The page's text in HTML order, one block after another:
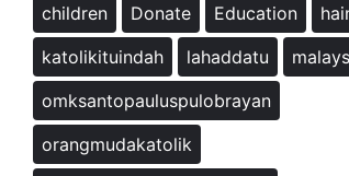
children
Donate Education
katolikituindah
lahaddatu
omksantopauluspulobrayan
orangmudakatolik